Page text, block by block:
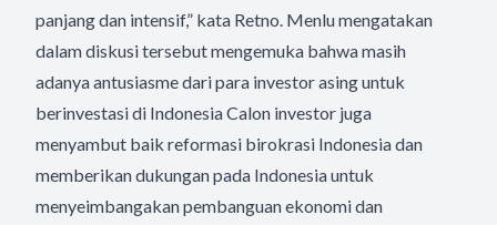
panjang dan intensif,” kata Retno. Menlu mengatakan
dalam diskusi tersebut mengemuka bahwa masih
adanya antusiasme dari para investor asing untuk
berinvestasi di Indonesia Calon investor juga
menyambut baik reformasi birokrasi Indonesia dan
memberikan dukungan pada Indonesia untuk
menyeimbangakan pembanguan ekonomi dan